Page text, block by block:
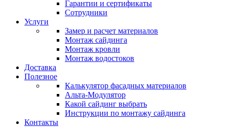
Гарантии и сертификаты
Сотрудники
Услуги
Замер и расчет материалов
Монтаж сайдинга
Монтаж кровли
Монтаж водостоков
Доставка
Полезное
Калькулятор фасадных материалов
Альта-Модулятор
Какой сайдинг выбрать
Инструкции по монтажу сайдинга
Контакты